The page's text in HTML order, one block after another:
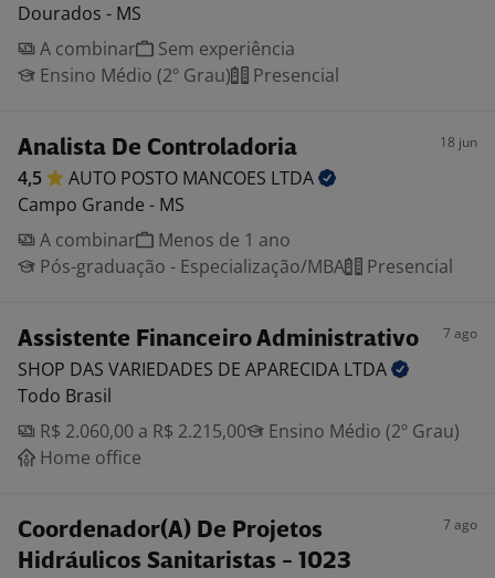
Dourados - MS
A combinar
Sem experiência
Ensino Médio (2º Grau)
Presencial
Analista De Controladoria 18 jun
4,5 AUTO POSTO MANCOES LTDA
Campo Grande - MS
A combinar
Menos de 1 ano
Pós-graduação - Especialização/MBA
Presencial
Assistente Financeiro Administrativo 7 ago
SHOP DAS VARIEDADES DE APARECIDA LTDA
Todo Brasil
R$ 2.060,00 a R$ 2.215,00
Ensino Médio (2º Grau)
Home office
Coordenador(A) De Projetos
Hidráulicos Sanitaristas - 1023
7 ago